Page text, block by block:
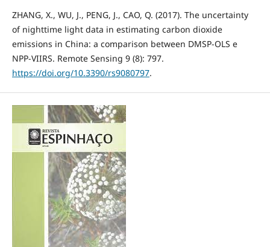
ZHANG, X., WU, J., PENG, J., CAO, Q. (2017). The uncertainty
of nighttime light data in estimating carbon dioxide
emissions in China: a comparison between DMSP-OLS e
NPP-VIIRS. Remote Sensing 9 (8): 797.
https://doi.org/10.3390/rs9080797.